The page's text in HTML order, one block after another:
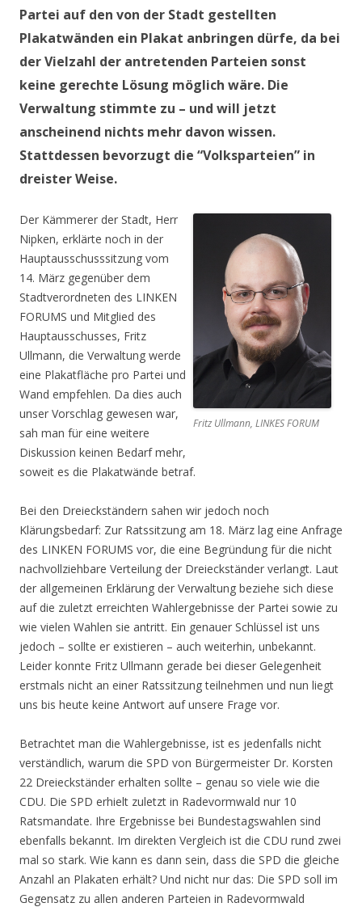
Partei auf den von der Stadt gestellten
Plakatwänden ein Plakat anbringen dürfe, da bei
der Vielzahl der antretenden Parteien sonst
keine gerechte Lösung möglich wäre. Die
Verwaltung stimmte zu – und will jetzt
anscheinend nichts mehr davon wissen.
Stattdessen bevorzugt die “Volksparteien” in
dreister Weise.
Fritz Ullmann, LINKES FORUM
Der Kämmerer der Stadt, Herr
Nipken, erklärte noch in der
Hauptausschusssitzung vom
14. März gegenüber dem
Stadtverordneten des LINKEN
FORUMS und Mitglied des
Hauptausschusses, Fritz
Ullmann, die Verwaltung werde
eine Plakatfläche pro Partei und
Wand empfehlen. Da dies auch
unser Vorschlag gewesen war,
sah man für eine weitere
Diskussion keinen Bedarf mehr,
soweit es die Plakatwände betraf.
Bei den Dreieckständern sahen wir jedoch noch
Klärungsbedarf: Zur Ratssitzung am 18. März lag eine Anfrage
des LINKEN FORUMS vor, die eine Begründung für die nicht
nachvollziehbare Verteilung der Dreieckständer verlangt. Laut
der allgemeinen Erklärung der Verwaltung beziehe sich diese
auf die zuletzt erreichten Wahlergebnisse der Partei sowie zu
wie vielen Wahlen sie antritt. Ein genauer Schlüssel ist uns
jedoch – sollte er existieren – auch weiterhin, unbekannt.
Leider konnte Fritz Ullmann gerade bei dieser Gelegenheit
erstmals nicht an einer Ratssitzung teilnehmen und nun liegt
uns bis heute keine Antwort auf unsere Frage vor.
Betrachtet man die Wahlergebnisse, ist es jedenfalls nicht
verständlich, warum die SPD von Bürgermeister Dr. Korsten
22 Dreieckständer erhalten sollte – genau so viele wie die
CDU. Die SPD erhielt zuletzt in Radevormwald nur 10
Ratsmandate. Ihre Ergebnisse bei Bundestagswahlen sind
ebenfalls bekannt. Im direkten Vergleich ist die CDU rund zwei
mal so stark. Wie kann es dann sein, dass die SPD die gleiche
Anzahl an Plakaten erhält? Und nicht nur das: Die SPD soll im
Gegensatz zu allen anderen Parteien in Radevormwald